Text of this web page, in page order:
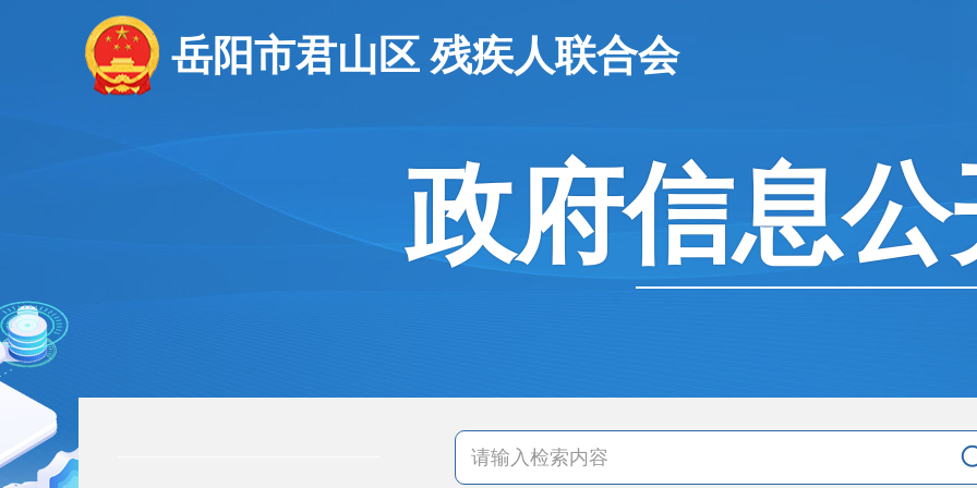
岳阳市君山区 残疾人联合会
政府信息公